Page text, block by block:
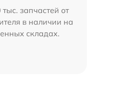
запчастей от
в наличии на
складах.